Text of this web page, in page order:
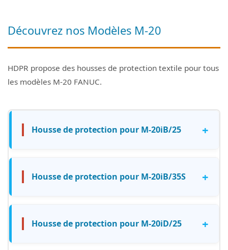
Découvrez nos Modèles M-20
HDPR propose des housses de protection textile pour tous
les modèles M-20 FANUC.
Housse de protection pour M-20iB/25 +
Housse de protection pour M-20iB/35S +
Housse de protection pour M-20iD/25 +